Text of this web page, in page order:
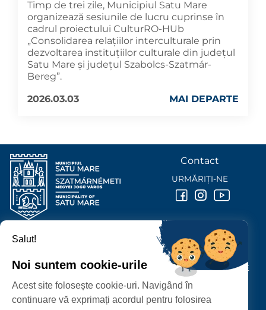
Timp de trei zile, Municipiul Satu Mare
organizează sesiunile de lucru cuprinse în
cadrul proiectului CulturRO-HUb
„Consolidarea relațiilor interculturale prin
dezvoltarea instituțiilor culturale din județul
Satu Mare și județul Szabolcs-Szatmár-
Bereg”.
2026.03.03
MAI DEPARTE
PROTECȚIA DATELOR PERSONALE
PRIMĂRIA MUNICIPIULUI
P-ȚA 25 OCTOMBRIE, NR. 1 CORP M, 440026 SATU MARE
Contact
URMĂRIȚI-NE
Salut!
Noi suntem cookie-urile
Acest site folosește cookie-uri. Navigând în
continuare vă exprimați acordul pentru folosirea